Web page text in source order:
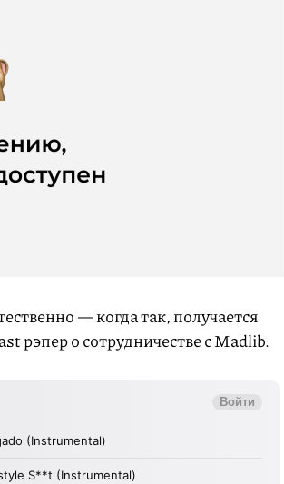
— когда так, получается
рэпер о сотрудничестве с Madlib.